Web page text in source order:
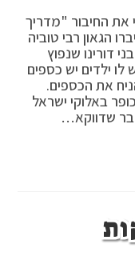
"מדריך
הגאון רבי טוביה
דורינו שנפוץ
ילדים יש כספים
את הכספים.
באלוקי ישראל
שדווקא…